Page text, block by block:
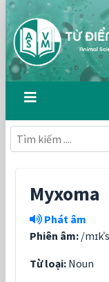
Myxoma
Phát âm
Phiên âm: /
Từ loại: Noun